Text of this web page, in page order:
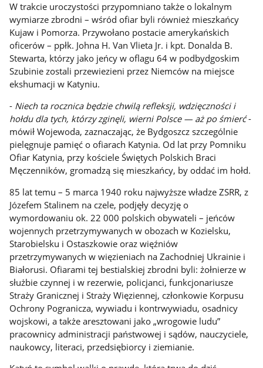
W trakcie uroczystości przypomniano także o lokalnym
wymiarze zbrodni – wśród ofiar byli również mieszkańcy
Kujaw i Pomorza. Przywołano postacie amerykańskich
oficerów – ppłk. Johna H. Van Vlieta Jr. i kpt. Donalda B.
Stewarta, którzy jako jeńcy w oflagu 64 w podbydgoskim
Szubinie zostali przewiezieni przez Niemców na miejsce
ekshumacji w Katyniu.
- Niech ta rocznica będzie chwilą refleksji, wdzięczności i
hołdu dla tych, którzy zginęli, wierni Polsce — aż po śmierć-
mówił Wojewoda, zaznaczając, że Bydgoszcz szczególnie
pielęgnuje pamięć o ofiarach Katynia. Od lat przy Pomniku
Ofiar Katynia, przy kościele Świętych Polskich Braci
Męczenników, gromadzą się mieszkańcy, by oddać im hołd.
85 lat temu – 5 marca 1940 roku najwyższe władze ZSRR, z
Józefem Stalinem na czele, podjęły decyzję o
wymordowaniu ok. 22 000 polskich obywateli – jeńców
wojennych przetrzymywanych w obozach w Kozielsku,
Starobielsku i Ostaszkowie oraz więźniów
przetrzymywanych w więzieniach na Zachodniej Ukrainie i
Białorusi. Ofiarami tej bestialskiej zbrodni byli: żołnierze w
służbie czynnej i w rezerwie, policjanci, funkcjonariusze
Straży Granicznej i Straży Więziennej, członkowie Korpusu
Ochrony Pogranicza, wywiadu i kontrwywiadu, osadnicy
wojskowi, a także aresztowani jako „wrogowie ludu”
pracownicy administracji państwowej i sądów, nauczyciele,
naukowcy, literaci, przedsiębiorcy i ziemianie.